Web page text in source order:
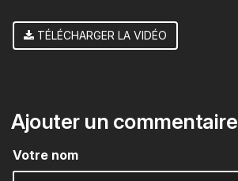
TÉLÉCHARGER LA VIDÉO
Ajouter un commentaire
Votre nom